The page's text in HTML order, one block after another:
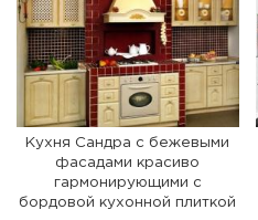
Кухня Сандра с бежевыми
фасадами красиво
гармонирующими с
бордовой кухонной плиткой